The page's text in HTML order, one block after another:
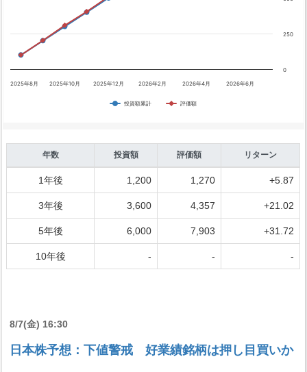
投資額累計 評価額
2025年8月 2025年10月 2025年12月 2026年2月 2026年4月 2026年6月
0
250
年数 投資額 評価額 リターン
1年後 1,200 1,270 +5.87
3年後 3,600 4,357 +21.02
5年後 6,000 7,903 +31.72
10年後 - - -
8/7(金) 16:30
日本株予想：下値警戒 好業績銘柄は押し目買いか